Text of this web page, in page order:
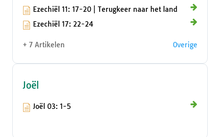
Ezechiël 11: 17-20 | Terugkeer naar het land
Ezechiël 17: 22-24
+ 7 Artikelen Overige
Joël
Joël 03: 1-5